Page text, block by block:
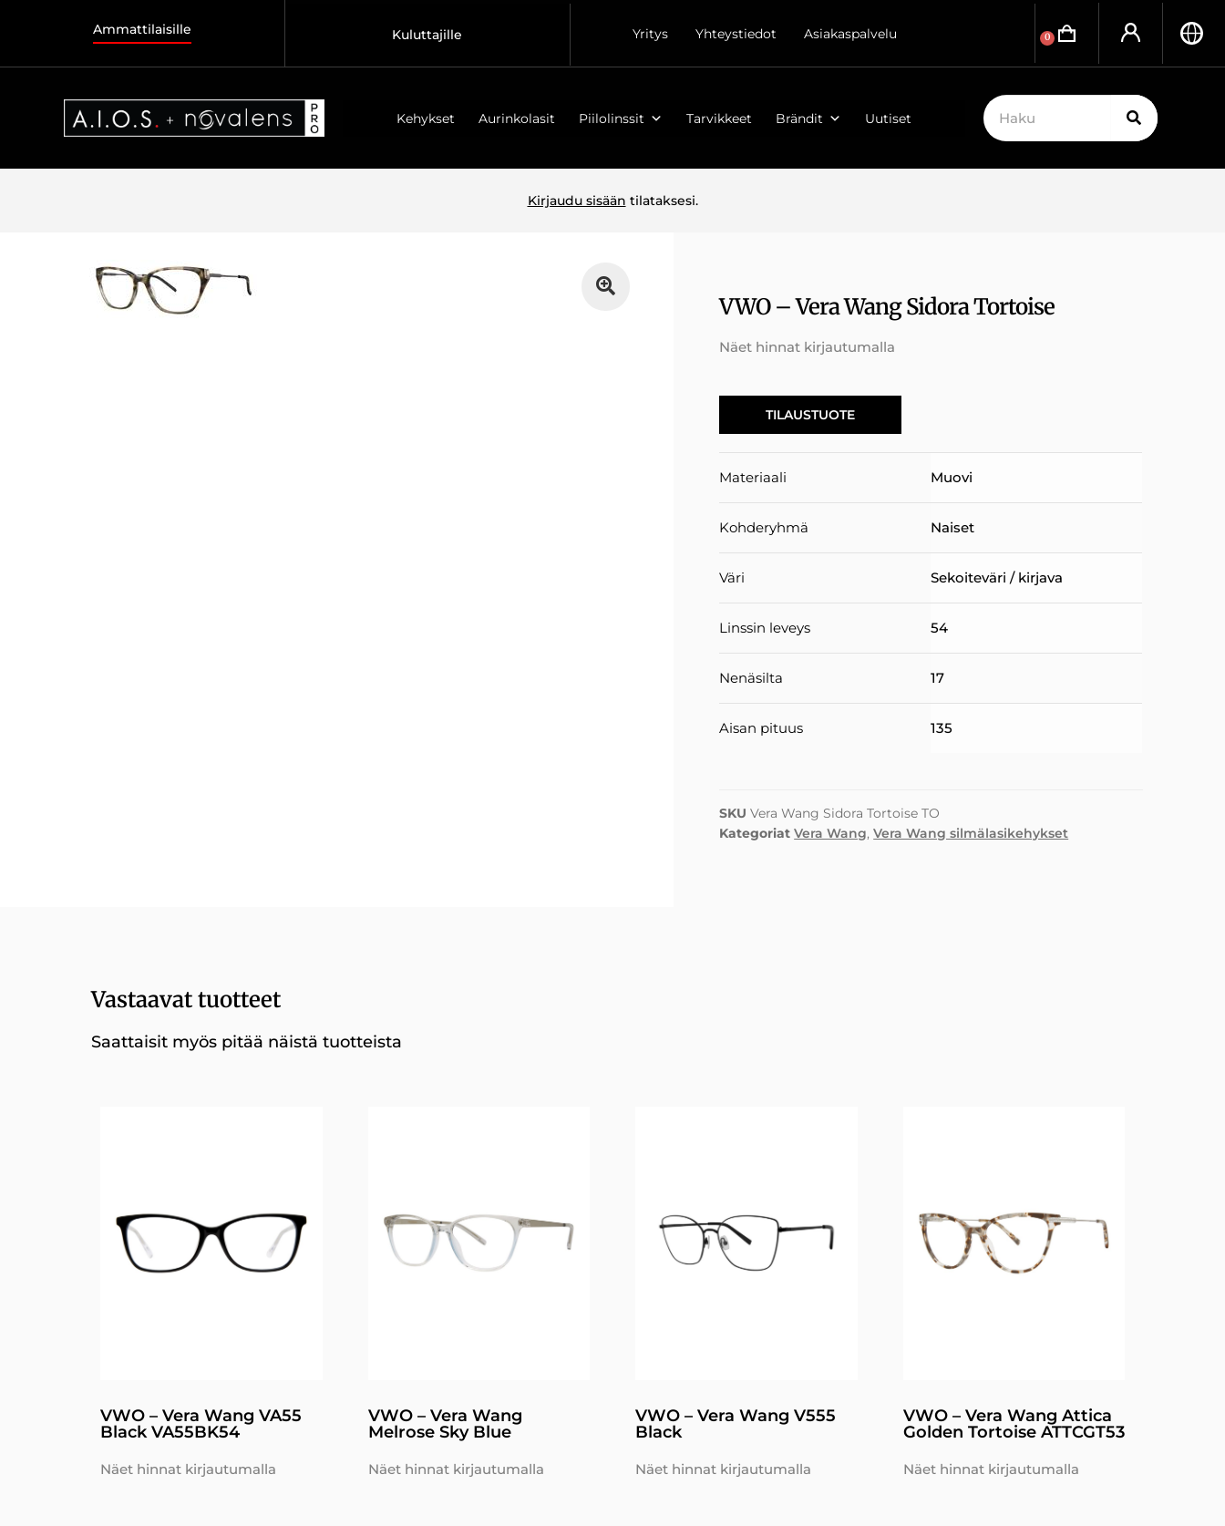
Ammattilaisille Kuluttajille Yritys Yhteystiedot Asiakaspalvelu 0
Kehykset Aurinkolasit Piilolinssit Tarvikkeet Brändit Uutiset
Kirjaudu sisään tilataksesi.
VWO – Vera Wang Sidora Tortoise
Näet hinnat kirjautumalla
TILAUSTUOTE
Materiaali Muovi
Kohderyhmä Naiset
Väri Sekoiteväri / kirjava
Linssin leveys 54
Nenäsilta 17
Aisan pituus 135
SKUVera Wang Sidora Tortoise TO
Kategoriat Vera Wang,Vera Wang silmälasikehykset
Vastaavat tuotteet
Saattaisit myös pitää näistä tuotteista
VWO – Vera Wang VA55
Black VA55BK54
Näet hinnat kirjautumalla
VWO – Vera Wang
Melrose Sky Blue
Näet hinnat kirjautumalla
VWO – Vera Wang V555
Black
Näet hinnat kirjautumalla
VWO – Vera Wang Attica
Golden Tortoise ATTCGT53
Näet hinnat kirjautumalla